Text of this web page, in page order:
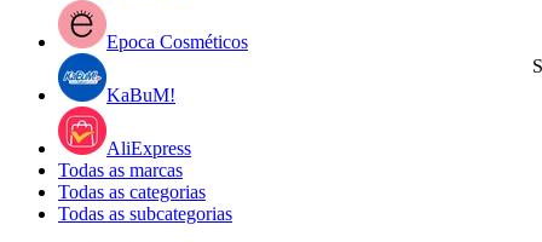
Epoca Cosméticos
KaBuM!
AliExpress
Todas as marcas
Todas as categorias
Todas as subcategorias